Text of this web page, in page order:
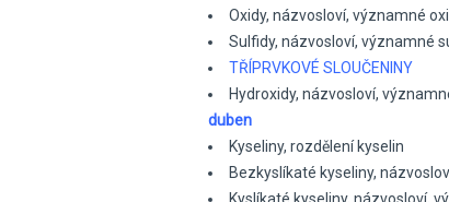
Oxidy, názvosloví, významné
Sulfidy, názvosloví, významné
TŘÍPRVKOVÉ SLOUČENINY
Hydroxidy, názvosloví,
duben
Kyseliny, rozdělení kyselin
Bezkyslíkaté kyseliny,